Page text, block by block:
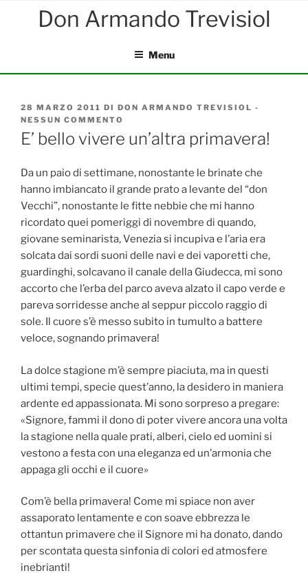
Menu
PUBBLICATO
IL
28 MARZO 2011 DI DON ARMANDO TREVISIOL -
NESSUN COMMENTO
BELLO
UN’ALTRA
E’ bello vivere un’altra primavera!
Da un paio di settimane, nonostante le brinate che
hanno imbiancato il grande prato a levante del “don
Vecchi”, nonostante le fitte nebbie che mi hanno
ricordato quei pomeriggi di novembre di quando,
giovane seminarista, Venezia si incupiva e l’aria era
solcata dai sordi suoni delle navi e dei vaporetti che,
guardinghi, solcavano il canale della Giudecca, mi sono
accorto che l’erba del parco aveva alzato il capo verde e
pareva sorridesse anche al seppur piccolo raggio di
sole. Il cuore s’è messo subito in tumulto a battere
veloce, sognando primavera!
La dolce stagione m’è sempre piaciuta, ma in questi
ultimi tempi, specie quest’anno, la desidero in maniera
ardente ed appassionata. Mi sono sorpreso a pregare:
«Signore, fammi il dono di poter vivere ancora una volta
la stagione nella quale prati, alberi, cielo ed uomini si
vestono a festa con una eleganza ed un’armonia che
appaga gli occhi e il cuore»
Com’è bella primavera! Come mi spiace non aver
assaporato lentamente e con soave ebbrezza le
ottantun primavere che il Signore mi ha donato, dando
per scontata questa sinfonia di colori ed atmosfere
inebrianti!